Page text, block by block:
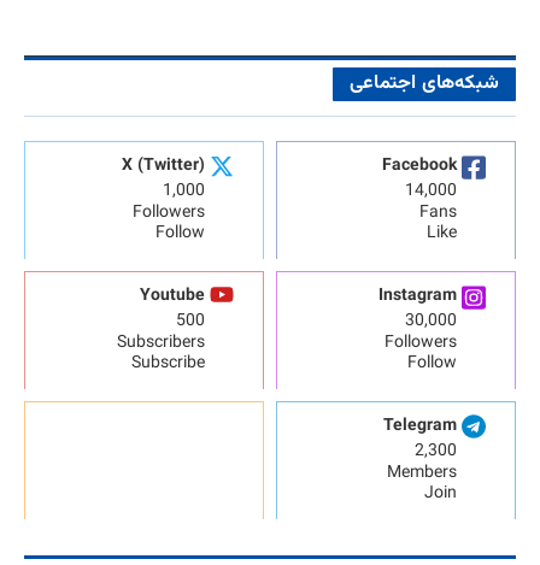
شبکه‌های اجتماعی
Facebook
14,000
Fans
Like
X (Twitter)
1,000
Followers
Follow
Instagram
30,000
Followers
Follow
Youtube
500
Subscribers
Subscribe
Telegram
2,300
Members
Join